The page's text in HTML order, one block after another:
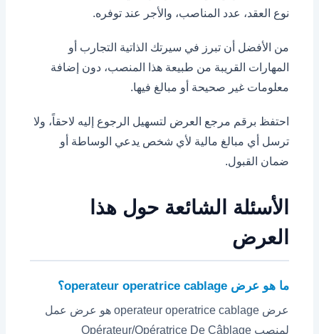
نوع العقد، عدد المناصب، والأجر عند توفره.
من الأفضل أن تبرز في سيرتك الذاتية التجارب أو
المهارات القريبة من طبيعة هذا المنصب، دون إضافة
معلومات غير صحيحة أو مبالغ فيها.
احتفظ برقم مرجع العرض لتسهيل الرجوع إليه لاحقاً، ولا
ترسل أي مبالغ مالية لأي شخص يدعي الوساطة أو
ضمان القبول.
الأسئلة الشائعة حول هذا
العرض
ما هو عرض operateur operatrice cablage؟
عرض operateur operatrice cablage هو عرض عمل
لمنصب Opérateur/Opératrice De Câblage